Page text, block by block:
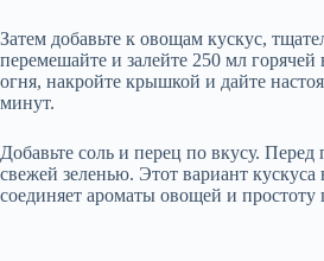
Затем добавьте к овощам кускус,
перемешайте и залейте 250 мл
огня, накройте крышкой и дайте
минут.
Добавьте соль и перец по вкусу. Перед
свежей зеленью. Этот вариант кускуса
соединяет ароматы овощей и простоту